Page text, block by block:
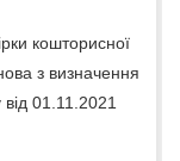
кошторисної
з визначення
від 01.11.2021